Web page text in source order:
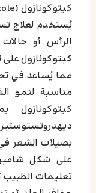
يُستخدم لعلاج
الرأس أو
كيتوكونازول على
مما يُساعد في
مناسبة لنمو
بصيلات الشعر
على شكل
تعليمات الطبيب